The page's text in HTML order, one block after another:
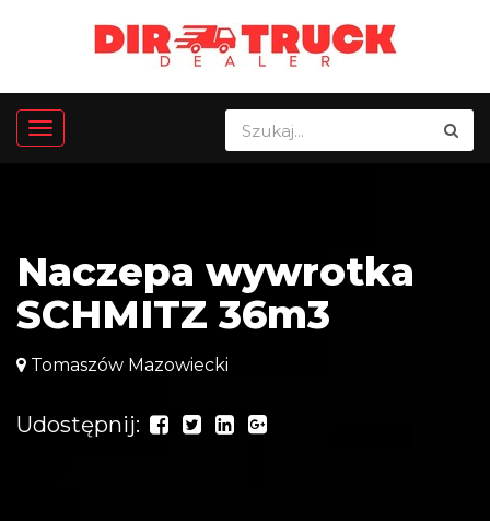
Naczepa wywrotka
SCHMITZ 36m3
Tomaszów Mazowiecki
Udostępnij: